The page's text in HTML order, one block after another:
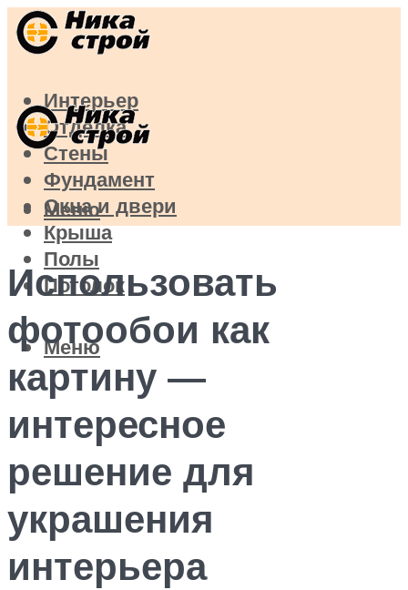
Интерьер
Отделка
Стены
Фундамент
Окна и двери
Крыша
Полы
Потолок
Меню
Меню
Использовать
фотообои как
картину —
интересное
решение для
украшения
интерьера